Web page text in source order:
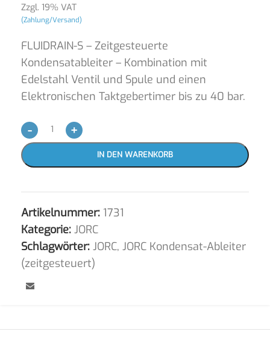
Zzgl. 19% VAT
(Zahlung/Versand)
FLUIDRAIN-S – Zeitgesteuerte
Kondensatableiter – Kombination mit
Edelstahl Ventil und Spule und einen
Elektronischen Taktgebertimer bis zu 40 bar.
- +
IN DEN WARENKORB
Artikelnummer: 1731
Kategorie: JORC
Schlagwörter: JORC, JORC Kondensat-Ableiter
(zeitgesteuert)